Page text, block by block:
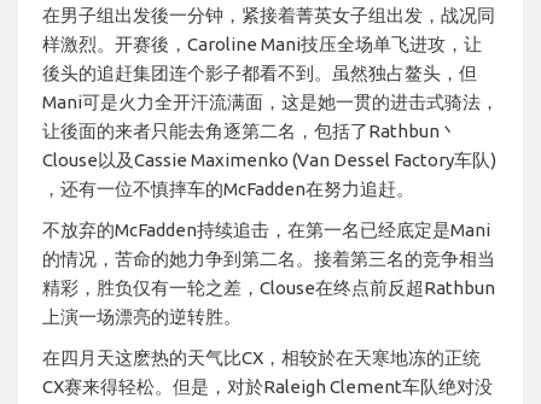
在男子组出发後一分钟，紧接着菁英女子组出发，战况同
样激烈。开赛後，Caroline Mani技压全场单飞进攻，让
後头的追赶集团连个影子都看不到。虽然独占鳌头，但
Mani可是火力全开汗流满面，这是她一贯的进击式骑法，
让後面的来者只能去角逐第二名，包括了Rathbun丶
Clouse以及Cassie Maximenko (Van Dessel Factory车队)
，还有一位不慎摔车的McFadden在努力追赶。
不放弃的McFadden持续追击，在第一名已经底定是Mani
的情况，苦命的她力争到第二名。接着第三名的竞争相当
精彩，胜负仅有一轮之差，Clouse在终点前反超Rathbun
上演一场漂亮的逆转胜。
在四月天这麽热的天气比CX，相较於在天寒地冻的正统
CX赛来得轻松。但是，对於Raleigh Clement车队绝对没